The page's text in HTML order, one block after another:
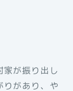
が振り出し
りがあり、や